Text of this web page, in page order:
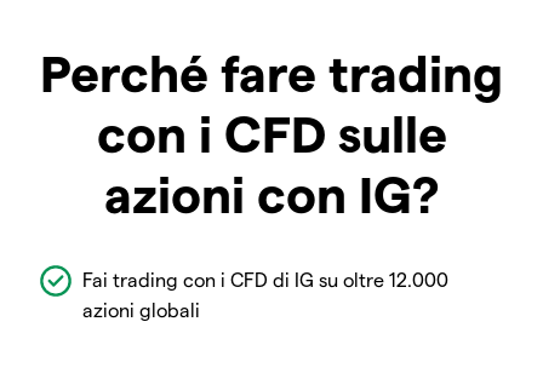
Perché fare trading
con i CFD sulle
azioni con IG?
Fai trading con i CFD di IG su oltre 12.000
azioni globali